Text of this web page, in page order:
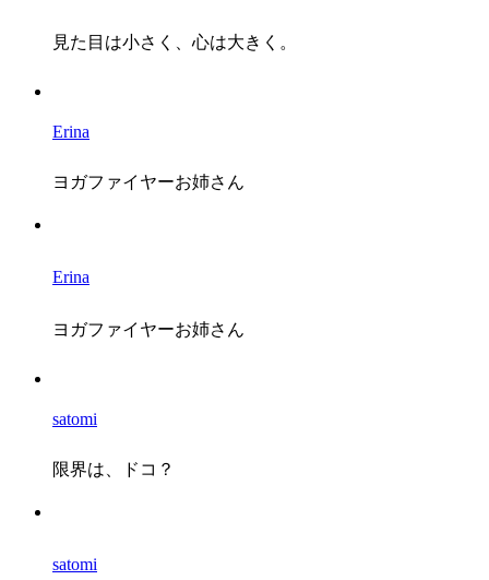
見た目は小さく、心は大きく。
Erina
ヨガファイヤーお姉さん
Erina
ヨガファイヤーお姉さん
satomi
限界は、ドコ？
satomi